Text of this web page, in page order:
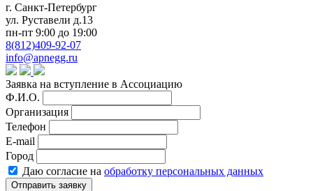
г. Санкт-Петербург
ул. Руставели д.13
пн-пт 9:00 до 19:00
8(812)409-92-07
info@apnegg.ru
Заявка на вступление в Ассоциацию
Ф.И.О.
Организация
Телефон
E-mail
Город
Даю согласие на обработку персональных данных
Отправить заявку